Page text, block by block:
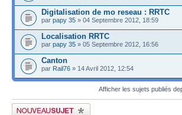
Digitalisation de mo reseau : RRTC
par papy 35 » 04 Septembre 2012, 18:59
Localisation RRTC
par papy 35 » 05 Septembre 2012, 16:56
Canton
par Rail76 » 14 Avril 2012, 12:54
Afficher les sujets publiés
Publier un nouveau sujet